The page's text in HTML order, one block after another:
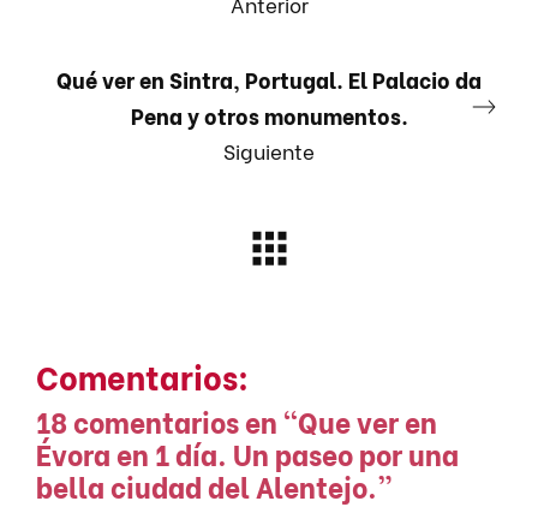
Qué ver en Sintra, Portugal. El Palacio da
Pena y otros monumentos.
Siguiente
Comentarios:
18 comentarios en “Que ver en
Évora en 1 día. Un paseo por una
bella ciudad del Alentejo.”